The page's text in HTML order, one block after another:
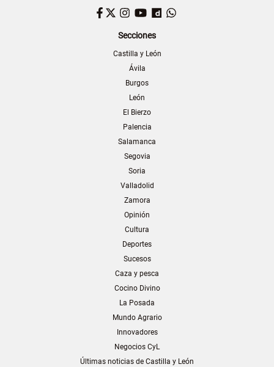
Facebook
TwitterInstagram
YouTubeDailymotion
Secciones
Castilla y León
Ávila
Burgos
León
El Bierzo
Palencia
Salamanca
Segovia
Soria
Valladolid
Zamora
Opinión
Cultura
Deportes
Sucesos
Caza y pesca
Cocino Divino
La Posada
Mundo Agrario
Innovadores
Negocios CyL
Últimas noticias de Castilla y León